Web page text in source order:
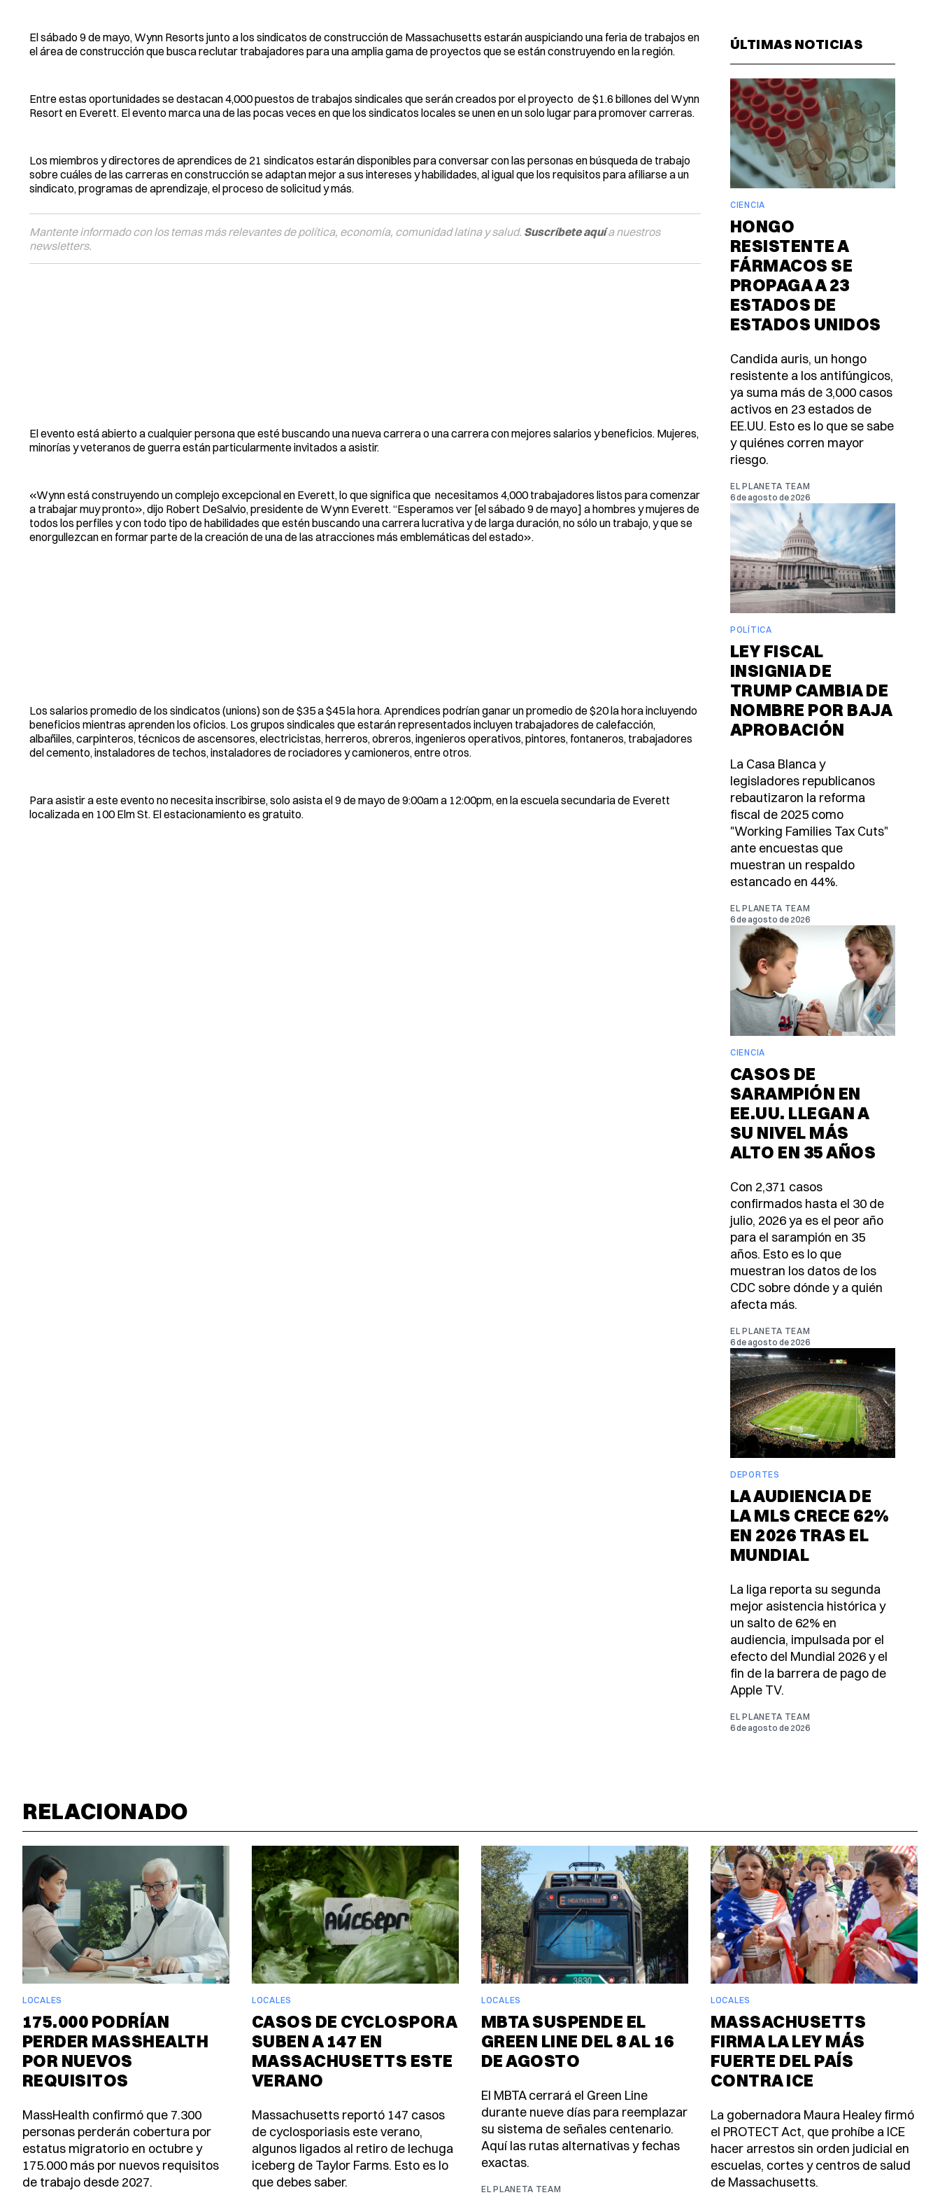
El sábado 9 de mayo, Wynn Resorts junto a los sindicatos de construcción de Massachusetts estarán auspiciando una feria de trabajos en
el área de construcción que busca reclutar trabajadores para una amplia gama de proyectos que se están construyendo en la región.
Entre estas oportunidades se destacan 4,000 puestos de trabajos sindicales que serán creados por el proyecto de $1.6 billones del Wynn
Resort en Everett. El evento marca una de las pocas veces en que los sindicatos locales se unen en un solo lugar para promover carreras.
Los miembros y directores de aprendices de 21 sindicatos estarán disponibles para conversar con las personas en búsqueda de trabajo
sobre cuáles de las carreras en construcción se adaptan mejor a sus intereses y habilidades, al igual que los requisitos para afiliarse a un
sindicato, programas de aprendizaje, el proceso de solicitud y más.
Mantente informado con los temas más relevantes de política, economía, comunidad latina y salud. Suscríbete aquía nuestros
newsletters.
El evento está abierto a cualquier persona que esté buscando una nueva carrera o una carrera con mejores salarios y beneficios. Mujeres,
minorías y veteranos de guerra están particularmente invitados a asistir.
«Wynn está construyendo un complejo excepcional en Everett, lo que significa que necesitamos 4,000 trabajadores listos para comenzar
a trabajar muy pronto», dijo Robert DeSalvio, presidente de Wynn Everett. “Esperamos ver [el sábado 9 de mayo] a hombres y mujeres de
todos los perfiles y con todo tipo de habilidades que estén buscando una carrera lucrativa y de larga duración, no sólo un trabajo, y que se
enorgullezcan en formar parte de la creación de una de las atracciones más emblemáticas del estado».
Los salarios promedio de los sindicatos (unions) son de $35 a $45 la hora. Aprendices podrían ganar un promedio de $20 la hora incluyendo
beneficios mientras aprenden los oficios. Los grupos sindicales que estarán representados incluyen trabajadores de calefacción,
albañiles, carpinteros, técnicos de ascensores, electricistas, herreros, obreros, ingenieros operativos, pintores, fontaneros, trabajadores
del cemento, instaladores de techos, instaladores de rociadores y camioneros, entre otros.
Para asistir a este evento no necesita inscribirse, solo asista el 9 de mayo de 9:00am a 12:00pm, en la escuela secundaria de Everett
localizada en 100 Elm St. El estacionamiento es gratuito.
ÚLTIMAS NOTICIAS
CIENCIA
HONGO
RESISTENTE A
FÁRMACOS SE
PROPAGA A 23
ESTADOS DE
ESTADOS UNIDOS
Candida auris, un hongo
resistente a los antifúngicos,
ya suma más de 3,000 casos
activos en 23 estados de
EE.UU. Esto es lo que se sabe
y quiénes corren mayor
riesgo.
EL PLANETA TEAM
6 de agosto de 2026
POLÍTICA
LEY FISCAL
INSIGNIA DE
TRUMP CAMBIA DE
NOMBRE POR BAJA
APROBACIÓN
La Casa Blanca y
legisladores republicanos
rebautizaron la reforma
fiscal de 2025 como
"Working Families Tax Cuts"
ante encuestas que
muestran un respaldo
estancado en 44%.
EL PLANETA TEAM
6 de agosto de 2026
CIENCIA
CASOS DE
SARAMPIÓN EN
EE.UU. LLEGAN A
SU NIVEL MÁS
ALTO EN 35 AÑOS
Con 2,371 casos
confirmados hasta el 30 de
julio, 2026 ya es el peor año
para el sarampión en 35
años. Esto es lo que
muestran los datos de los
CDC sobre dónde y a quién
afecta más.
EL PLANETA TEAM
6 de agosto de 2026
DEPORTES
LA AUDIENCIA DE
LA MLS CRECE 62%
EN 2026 TRAS EL
MUNDIAL
La liga reporta su segunda
mejor asistencia histórica y
un salto de 62% en
audiencia, impulsada por el
efecto del Mundial 2026 y el
fin de la barrera de pago de
Apple TV.
EL PLANETA TEAM
6 de agosto de 2026
RELACIONADO
LOCALES
175.000 PODRÍAN
PERDER MASSHEALTH
POR NUEVOS
REQUISITOS
MassHealth confirmó que 7.300
personas perderán cobertura por
estatus migratorio en octubre y
175.000 más por nuevos requisitos
de trabajo desde 2027.
LOCALES
CASOS DE CYCLOSPORA
SUBEN A 147 EN
MASSACHUSETTS ESTE
VERANO
Massachusetts reportó 147 casos
de cyclosporiasis este verano,
algunos ligados al retiro de lechuga
iceberg de Taylor Farms. Esto es lo
que debes saber.
LOCALES
MBTA SUSPENDE EL
GREEN LINE DEL 8 AL 16
DE AGOSTO
El MBTA cerrará el Green Line
durante nueve días para reemplazar
su sistema de señales centenario.
Aquí las rutas alternativas y fechas
exactas.
EL PLANETA TEAM
LOCALES
MASSACHUSETTS
FIRMA LA LEY MÁS
FUERTE DEL PAÍS
CONTRA ICE
La gobernadora Maura Healey firmó
el PROTECT Act, que prohíbe a ICE
hacer arrestos sin orden judicial en
escuelas, cortes y centros de salud
de Massachusetts.